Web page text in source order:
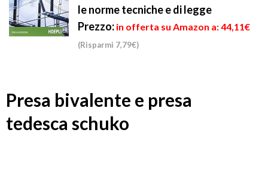
le norme tecniche e di legge
Prezzo: in offerta su Amazon a: 44,11€
(Risparmi 7,79€)
Presa bivalente e presa
tedesca schuko